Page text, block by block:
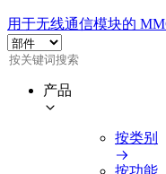
用于无线通信模块的
产品
按类别
按功能